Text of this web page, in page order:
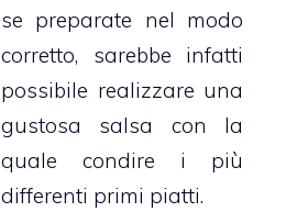
se preparate nel modo
corretto, sarebbe infatti
possibile realizzare una
gustosa salsa con la
quale condire i più
differenti primi piatti.